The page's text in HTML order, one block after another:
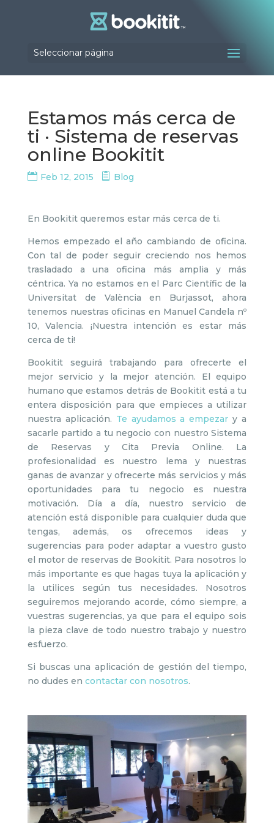
Seleccionar página
Estamos más cerca de
ti · Sistema de reservas
online Bookitit
Feb 12, 2015 Blog
En Bookitit queremos estar más cerca de ti.
Hemos empezado el año cambiando de oficina.
Con tal de poder seguir creciendo nos hemos
trasladado a una oficina más amplia y más
céntrica. Ya no estamos en el Parc Científic de la
Universitat de València en Burjassot, ahora
tenemos nuestras oficinas en Manuel Candela nº
10, Valencia. ¡Nuestra intención es estar más
cerca de ti!
Bookitit seguirá trabajando para ofrecerte el
mejor servicio y la mejor atención. El equipo
humano que estamos detrás de Bookitit está a tu
entera disposición para que empieces a utilizar
nuestra aplicación. Te ayudamos a empezar y a
sacarle partido a tu negocio con nuestro Sistema
de Reservas y Cita Previa Online. La
profesionalidad es nuestro lema y nuestras
ganas de avanzar y ofrecerte más servicios y más
oportunidades para tu negocio es nuestra
motivación. Día a día, nuestro servicio de
atención está disponible para cualquier duda que
tengas, además, os ofrecemos ideas y
sugerencias para poder adaptar a vuestro gusto
el motor de reservas de Bookitit. Para nosotros lo
más importante es que hagas tuya la aplicación y
la utilices según tus necesidades. Nosotros
seguiremos mejorando acorde, cómo siempre, a
vuestras sugerencias, ya que para el equipo sois
la pieza clave de todo nuestro trabajo y nuestro
esfuerzo.
Si buscas una aplicación de gestión del tiempo,
no dudes en contactar con nosotros.